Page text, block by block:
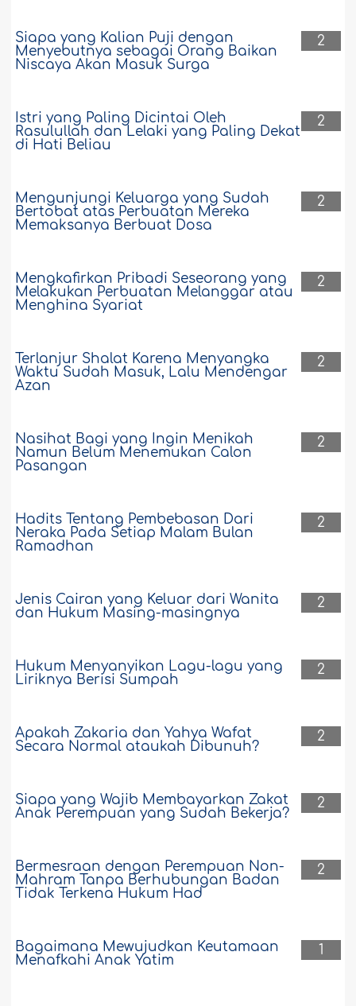
2
Siapa yang Kalian Puji dengan
Menyebutnya sebagai Orang Baikan
Niscaya Akan Masuk Surga
2
Istri yang Paling Dicintai Oleh
Rasulullah dan Lelaki yang Paling Dekat
di Hati Beliau
2
Mengunjungi Keluarga yang Sudah
Bertobat atas Perbuatan Mereka
Memaksanya Berbuat Dosa
2
Mengkafirkan Pribadi Seseorang yang
Melakukan Perbuatan Melanggar atau
Menghina Syariat
2
Terlanjur Shalat Karena Menyangka
Waktu Sudah Masuk, Lalu Mendengar
Azan
2
Nasihat Bagi yang Ingin Menikah
Namun Belum Menemukan Calon
Pasangan
2
Hadits Tentang Pembebasan Dari
Neraka Pada Setiap Malam Bulan
Ramadhan
2
Jenis Cairan yang Keluar dari Wanita
dan Hukum Masing-masingnya
2
Hukum Menyanyikan Lagu-lagu yang
Liriknya Berisi Sumpah
2
Apakah Zakaria dan Yahya Wafat
Secara Normal ataukah Dibunuh?
2
Siapa yang Wajib Membayarkan Zakat
Anak Perempuan yang Sudah Bekerja?
2
Bermesraan dengan Perempuan Non-
Mahram Tanpa Berhubungan Badan
Tidak Terkena Hukum Had
1
Bagaimana Mewujudkan Keutamaan
Menafkahi Anak Yatim